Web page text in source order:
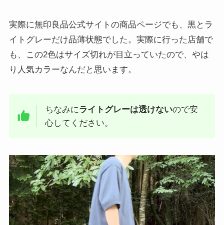
実際に無印良品公式サイトの商品ページでも、黒とラ
イトグレーだけ品薄状態でした。実際に行った店舗で
も、この2色はサイズ切れが目立っていたので、やは
り人気カラーなんだと思います。
ちなみにライトグレーは透けないので安
心してください。